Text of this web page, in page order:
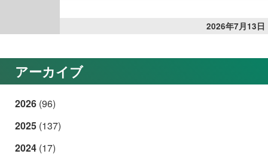
2026年7月13日
アーカイブ
2026 (96)
2025 (137)
2024 (17)